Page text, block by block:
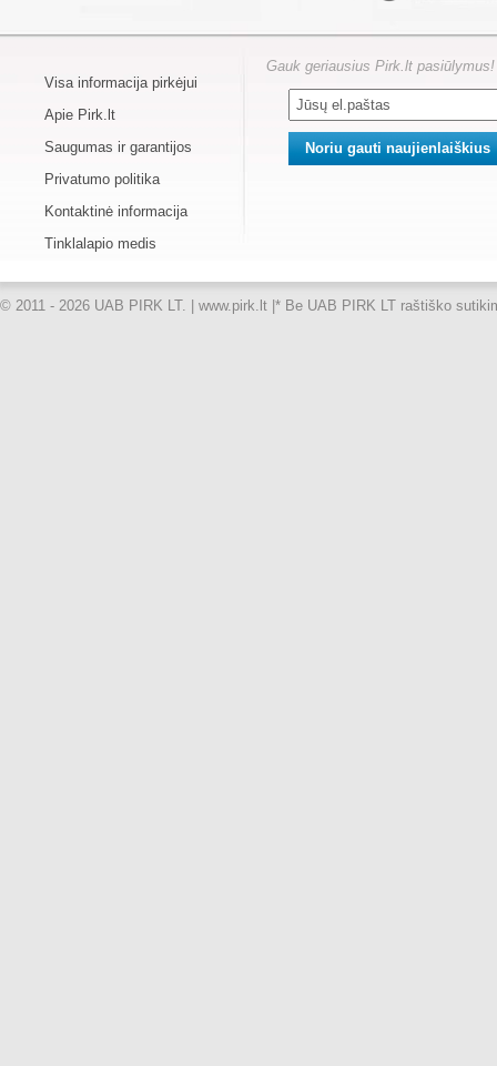
Visa informacija pirkėjui
Apie Pirk.lt
Saugumas ir garantijos
Privatumo politika
Kontaktinė informacija
Tinklalapio medis
Gauk geriausius Pirk.lt pasiūlymus!
© 2011 - 2026 UAB PIRK LT. | www.pirk.lt | * Be UAB PIRK LT raštiško